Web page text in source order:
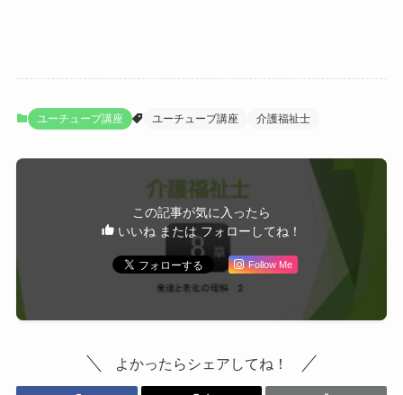
ユーチューブ講座 ユーチューブ講座 介護福祉士
この記事が気に入ったら
いいね または フォローしてね！
Follow Me
よかったらシェアしてね！